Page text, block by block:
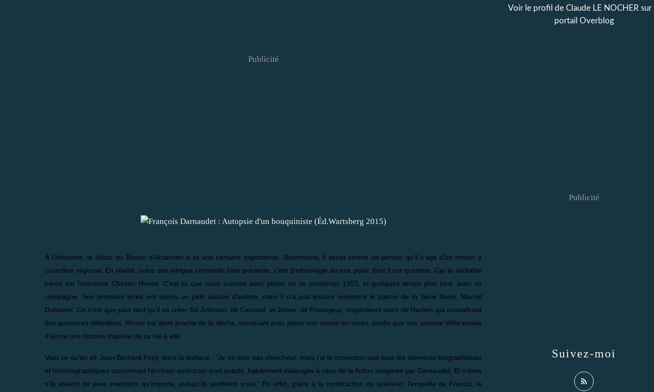
Publicité
À l'évidence, le décor du Bassin d'Arcachon a ici une certaine importance. Néanmoins, il serait erroné de penser qu'il s'agit d'un roman à
caractère régional. En réalité, outre son intrigue criminelle bien présente, c'est d'ethnologie du noir polar dont il est question. Car le véritable
héros est l'immense Chester Himes. C'est lui que nous suivons avec plaisir en ce printemps 1953, et quelques temps plus tard, avec sa
compagne. Ses premiers livres ont connu un petit succès d'estime, mais il n'a pas encore rencontré le patron de la Série Noire, Marcel
Duhamel. Ce n'est que plus tard qu'il va créer Ed Johnson, dit Cercueil, et Jones, dit Fossoyeur, inspecteurs noirs de Harlem qui connaîtront
des aventures débridées. Himes est alors proche de la dèche, concluant avec peine son roman en cours, tandis que son amante Willa essaie
d'écrire une histoire inspirée de sa vie à elle.
Voici ce qu'en dit Jean-Bernard Pouy dans la préface : “Je ne suis pas chercheur, mais j'ai la conviction que tous les éléments biographiques
et historiographiques concernant l'écrivain américain sont exacts, habilement mélangés à ceux de la fiction imaginée par Darnaudet. Et même
s'ils étaient de pure invention, qu'importe, puisqu'ils semblent vrais.” En effet, grâce à la construction du scénario, l'enquête de Francis, le
Voir le profil de Claude LE NOCHER sur
portail Overblog
Suivez-moi
Publicité